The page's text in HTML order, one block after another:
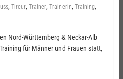
, Tireur, Trainer, Trainerin, Training,
Nord-Württemberg & Neckar-Alb
für Männer und Frauen statt,